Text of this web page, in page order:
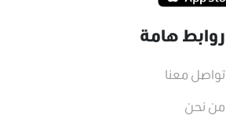
روابط هامة
تواصل معنا
من نحن